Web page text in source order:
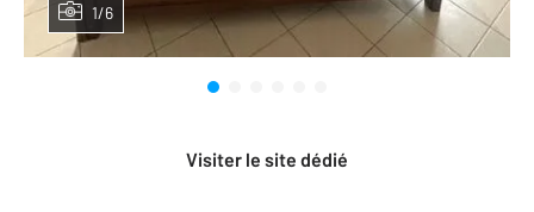
1/6
Visiter le site dédié